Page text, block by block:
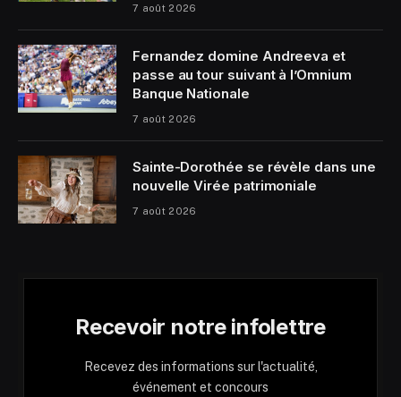
7 août 2026
Fernandez domine Andreeva et
passe au tour suivant à l’Omnium
Banque Nationale
7 août 2026
Sainte-Dorothée se révèle dans une
nouvelle Virée patrimoniale
7 août 2026
Recevoir notre infolettre
Recevez des informations sur l'actualité,
événement et concours